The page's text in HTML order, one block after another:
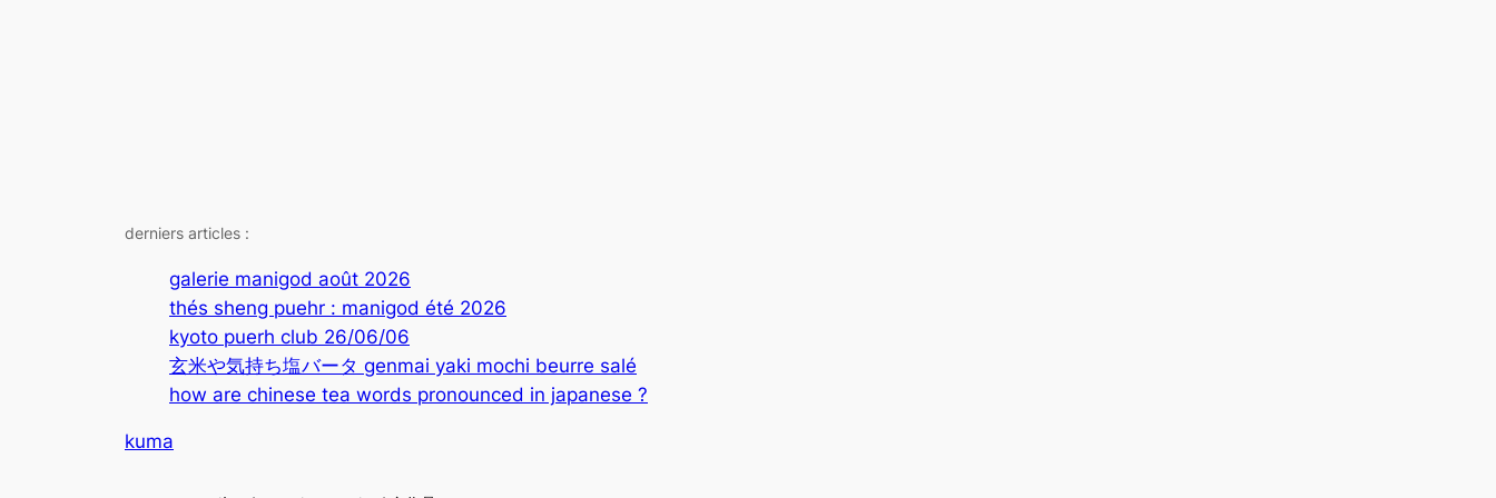
derniers articles :
galerie manigod août 2026
thés sheng puehr : manigod été 2026
kyoto puerh club 26/06/06
玄米や気持ち塩バータ genmai yaki mochi beurre salé
how are chinese tea words pronounced in japanese ?
kuma